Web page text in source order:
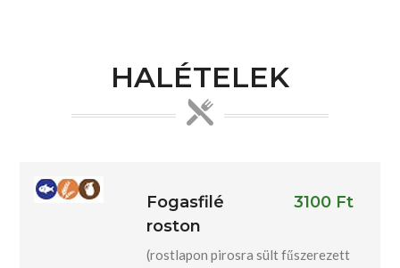
HALÉTELEK
Fogasfilé
roston
3100 Ft
(rostlapon pirosra sült fűszerezett